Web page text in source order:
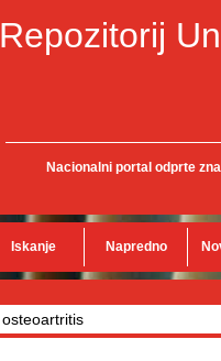
Repozitorij
Nacionalni portal odprte
Iskanje Napredno